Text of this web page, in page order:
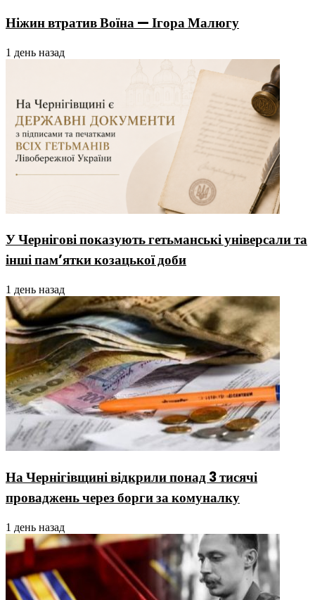
Ніжин втратив Воїна — Ігора Малюгу
1 день назад
У Чернігові показують гетьманські універсали та
інші пам’ятки козацької доби
1 день назад
На Чернігівщині відкрили понад 3 тисячі
проваджень через борги за комуналку
1 день назад